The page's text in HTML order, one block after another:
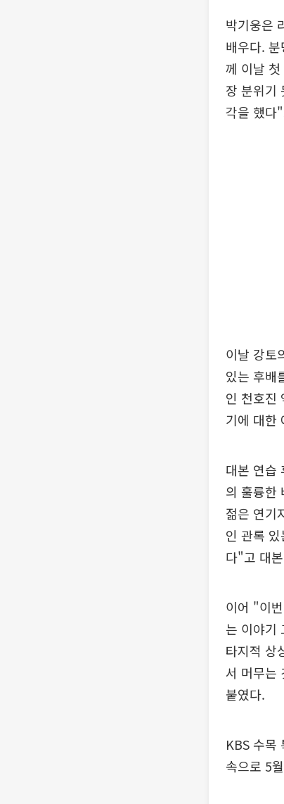
박기웅은
배우다.
께 이날
장 분위기
각을 했다
이날 강토
있는 후배
인 천호진
기에 대한
대본 연습
의 훌륭한
젊은 연기
인 관록
다"고 대
이어 "이
는 이야기
타지적 상
서 머무는
붙였다.
KBS 수목
속으로 5